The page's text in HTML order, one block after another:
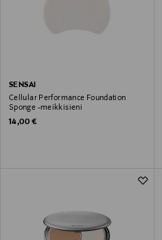
SENSAI
Cellular Performance Foundation
Sponge -meikkisieni
Original Price
14,00 €